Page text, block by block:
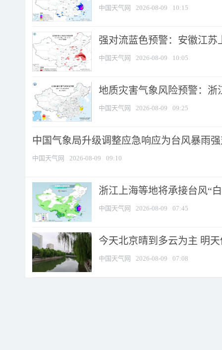
中国天气网 2026-08-09 10:15
强对流蓝色预警：安徽江苏
中国天气网 2026-08-09 10:05
地质灾害气象风险预警：浙
中国天气网 2026-08-09 09:25
中国气象局升级调整应急响应为台风暴雨
中国天气网 2026-08-09 09:10
浙江上海等地将承接台风“
中国天气网 2026-08-09 07:45
今天北京晴到多云为主 明
中国天气网 2026-08-09 07:08